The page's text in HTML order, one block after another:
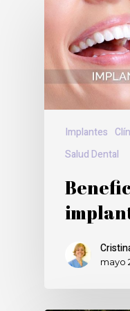
Implantes
Salud Dental
mayo